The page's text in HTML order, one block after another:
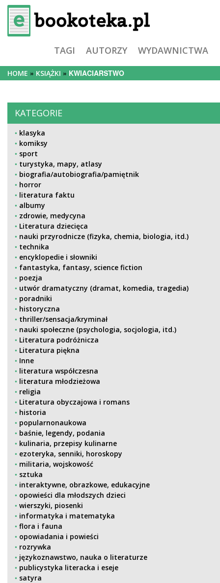
TAGI AUTORZY WYDAWNICTWA
HOME KSIĄŻKI KWIACIARSTWO
KATEGORIE
klasyka
komiksy
sport
turystyka, mapy, atlasy
biografia/autobiografia/pamiętnik
horror
literatura faktu
albumy
zdrowie, medycyna
Literatura dziecięca
nauki przyrodnicze (fizyka, chemia, biologia, itd.)
technika
encyklopedie i słowniki
fantastyka, fantasy, science fiction
poezja
utwór dramatyczny (dramat, komedia, tragedia)
poradniki
historyczna
thriller/sensacja/kryminał
nauki społeczne (psychologia, socjologia, itd.)
Literatura podróżnicza
Literatura piękna
Inne
literatura współczesna
literatura młodzieżowa
religia
Literatura obyczajowa i romans
historia
popularnonaukowa
baśnie, legendy, podania
kulinaria, przepisy kulinarne
ezoteryka, senniki, horoskopy
militaria, wojskowość
sztuka
interaktywne, obrazkowe, edukacyjne
opowieści dla młodszych dzieci
wierszyki, piosenki
informatyka i matematyka
flora i fauna
opowiadania i powieści
rozrywka
językoznawstwo, nauka o literaturze
publicystyka literacka i eseje
satyra